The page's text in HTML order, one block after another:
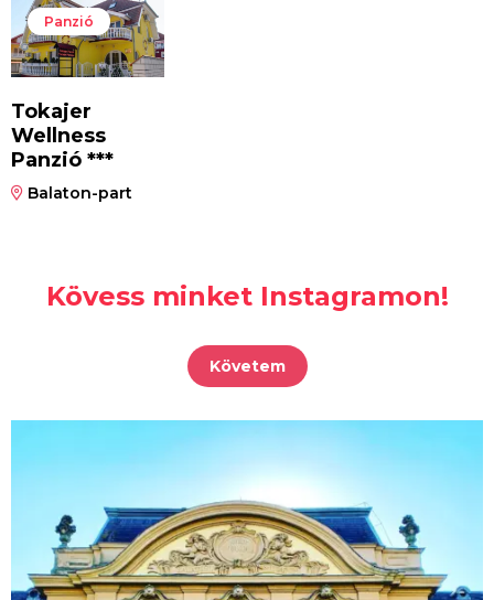
Panzió
Tokajer
Wellness
Panzió ***
Balaton-part
Kövess minket Instagramon!
Követem